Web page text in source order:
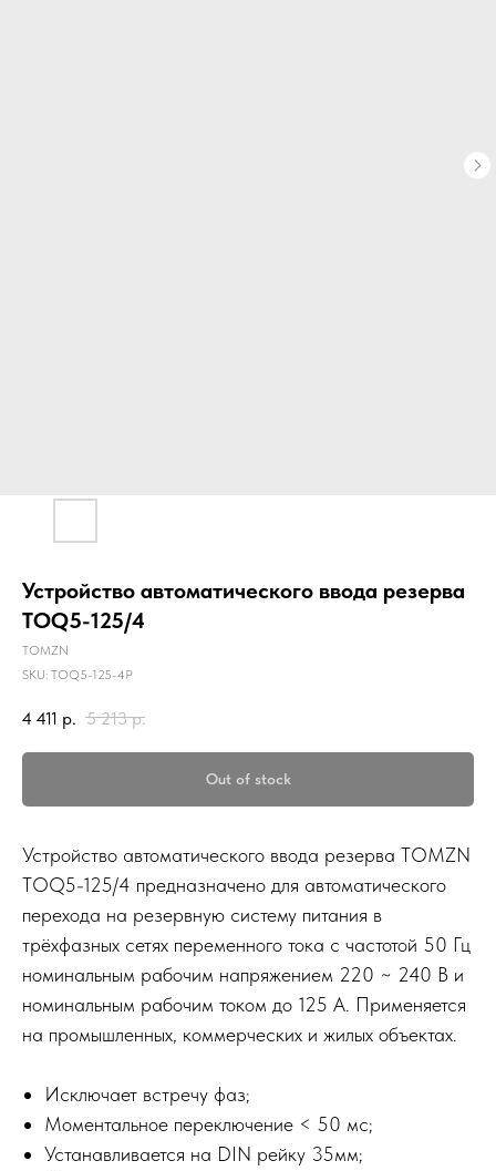
Устройство автоматического ввода резерва
TOQ5-125/4
TOMZN
SKU: TOQ5-125-4P
4 411 р. 5 213 р.
Out of stock
Устройство автоматического ввода резерва TOMZN
TOQ5-125/4 предназначено для автоматического
перехода на резервную систему питания в
трёхфазных сетях переменного тока с частотой 50 Гц
номинальным рабочим напряжением 220 ~ 240 В и
номинальным рабочим током до 125 А. Применяется
на промышленных, коммерческих и жилых объектах.
Исключает встречу фаз;
Моментальное переключение < 50 мс;
Устанавливается на DIN рейку 35мм;